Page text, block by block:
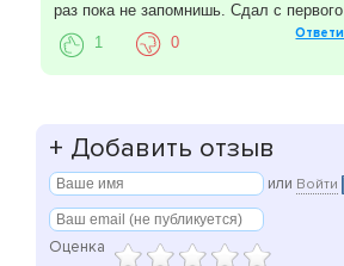
раз пока не запомнишь. Сдал с
1 0
+ Добавить отзыв
или Войти
Оценка